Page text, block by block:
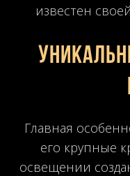
известен
Главная
его крупные
освещении